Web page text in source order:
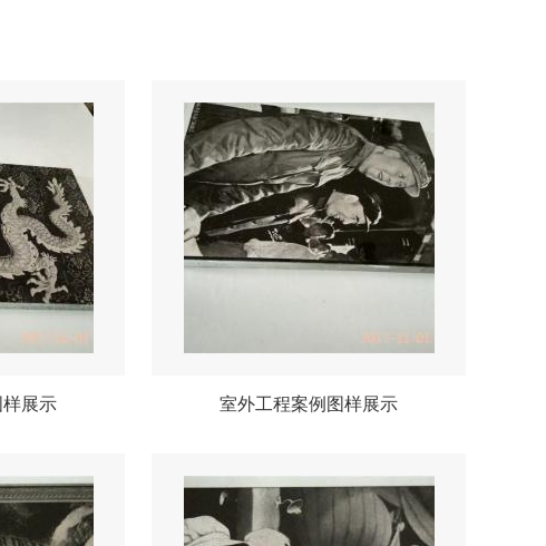
展示 室外工程案例图样展示